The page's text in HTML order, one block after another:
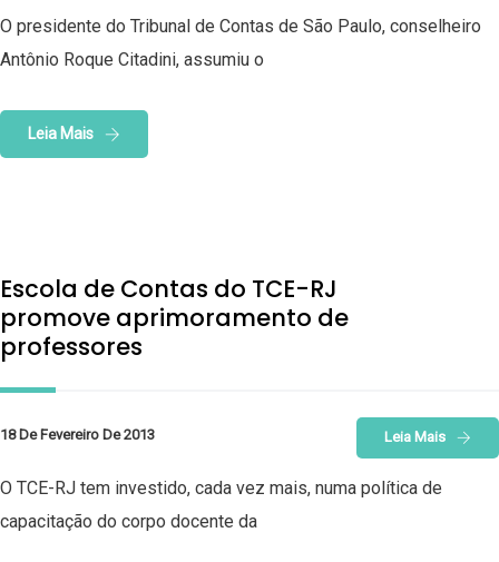
O presidente do Tribunal de Contas de São Paulo, conselheiro
Antônio Roque Citadini, assumiu o
Leia Mais
Escola de Contas do TCE-RJ
promove aprimoramento de
professores
18 De Fevereiro De 2013 Leia Mais
O TCE-RJ tem investido, cada vez mais, numa política de
capacitação do corpo docente da